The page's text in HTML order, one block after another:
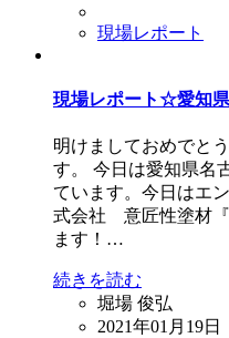
現場レポート
現場レポート☆愛知
明けましておめでと
す。 今日は愛知県名
ています。今日はエ
式会社 意匠性塗材『
ます！…
続きを読む
堀場 俊弘
2021年01月19日